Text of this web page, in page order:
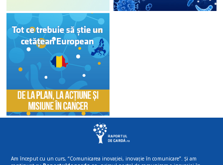
Am început cu un curs, “Comunicarea inovației, inovație în comunicare”. Și am